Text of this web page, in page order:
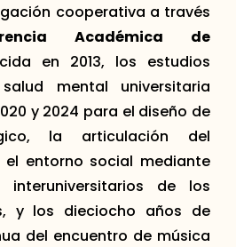
cooperativa a través
Académica de
en 2013, los estudios
mental universitaria
y 2024 para el diseño de
la articulación del
entorno social mediante
interuniversitarios de los
y los dieciocho años de
del encuentro de música